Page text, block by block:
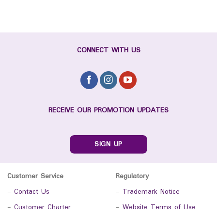
CONNECT WITH US
RECEIVE OUR PROMOTION UPDATES
SIGN UP
Customer Service
- Contact Us
- Customer Charter
Regulatory
- Trademark Notice
- Website Terms of Use